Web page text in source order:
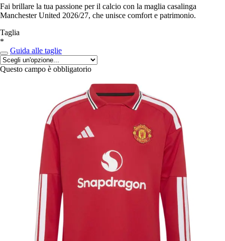
Fai brillare la tua passione per il calcio con la maglia casalinga
Manchester United 2026/27, che unisce comfort e patrimonio.
Taglia
*
Guida alle taglie
Questo campo è obbligatorio